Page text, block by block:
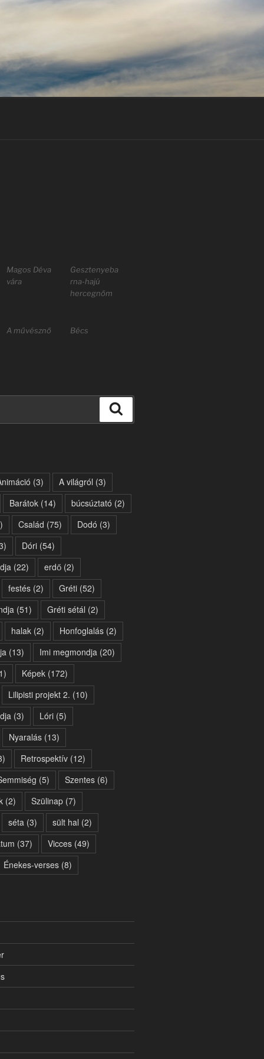
Magos Déva
vára
Gesztenyeba
rna-hajú
hercegnőm
A művésznő Bécs
(3) A világról (3)
Barátok(14) búcsúztató (2)
Család (75) Dodó (3)
Dóri(54)
(22) erdő(2)
festés(2) Gréti(52)
(51) Gréti sétál (2)
halak(2) Honfoglalás(2)
(13) Imi megmondja (20)
Képek(172)
Lilipisti projekt 2. (10)
(3) Lóri(5)
Nyaralás(13)
Retrospektív(12)
(5) Szentes(6)
(2) Szülinap(7)
séta (3) sült hal (2)
(37) Vicces(49)
Énekes-verses(8)